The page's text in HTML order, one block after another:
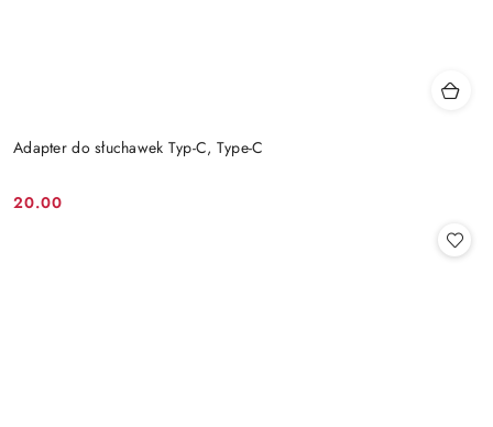
Adapter do słuchawek Typ-C, Type-C
Cena:
20.00